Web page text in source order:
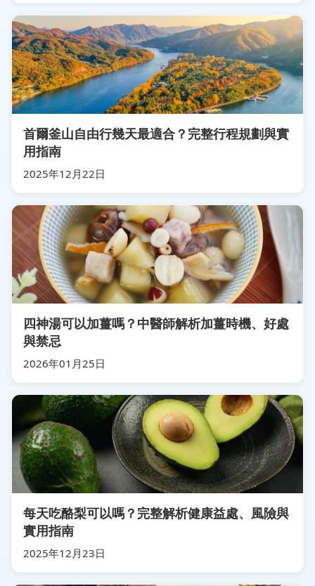
首爾釜山自由行幾天最適合？完整行程規劃與實
用指南
2025年12月22日
四神湯可以加薑嗎？中醫師解析加薑時機、好處
與禁忌
2026年01月25日
每天吃酪梨可以嗎？完整解析健康益處、風險與
實用指南
2025年12月23日